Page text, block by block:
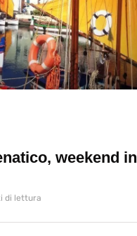
weekend in
di lettura